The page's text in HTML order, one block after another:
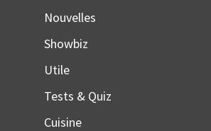
Nouvelles
Showbiz
Utile
Tests & Quiz
Cuisine